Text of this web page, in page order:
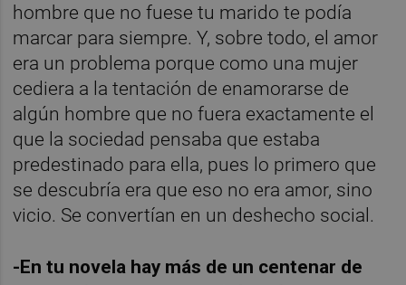
hombre que no fuese tu marido te podía
marcar para siempre. Y, sobre todo, el amor
era un problema porque como una mujer
cediera a la tentación de enamorarse de
algún hombre que no fuera exactamente el
que la sociedad pensaba que estaba
predestinado para ella, pues lo primero que
se descubría era que eso no era amor, sino
vicio. Se convertían en un deshecho social.
-En tu novela hay más de un centenar de